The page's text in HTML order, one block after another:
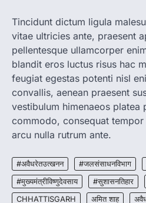
2
जाएगी
More Khabar
रायपुर। राष्ट्रीय
बच्चों के स्वास्थ्य
3
CHHATTISGARH
CG : मुख्यमंत्री
छत्तीसगढ़ को
More Khabar
हरित विकास और
Tincidunt dictum ligula
vitae ultricies ante, praesent
pellentesque ullamcorper
blandit eros luctus risus hac
feugiat egestas potenti nisl
convallis, aenean praesent
vestibulum himenaeos platea
commodo, consequat tempor
arcu nulla rutrum ante.
#अवैधरेतउत्खनन #जलसंसाधनविभाग
#मुख्यमंत्रीविष्णुदेवसाय
#सुशासनतिहार
CHHATTISGARH
अमित शाह